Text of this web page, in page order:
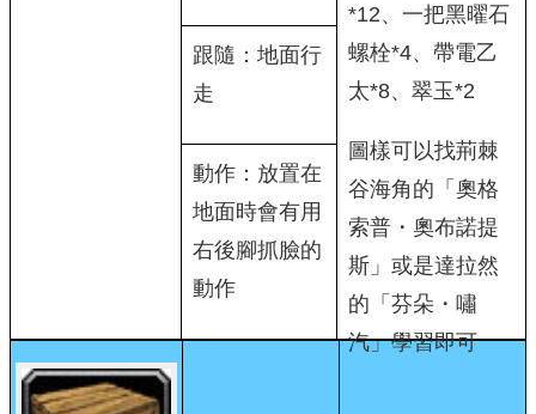
*12、一把黑曜石
螺栓*4、帶電乙
太*8、翠玉*2
圖樣可以找荊棘
谷海角的「奧格
索普・奧布諾提
斯」或是達拉然
的「芬朵・嘯
汽」學習即可
跟隨：地面行
走
動作：放置在
地面時會有用
右後腳抓臉的
動作